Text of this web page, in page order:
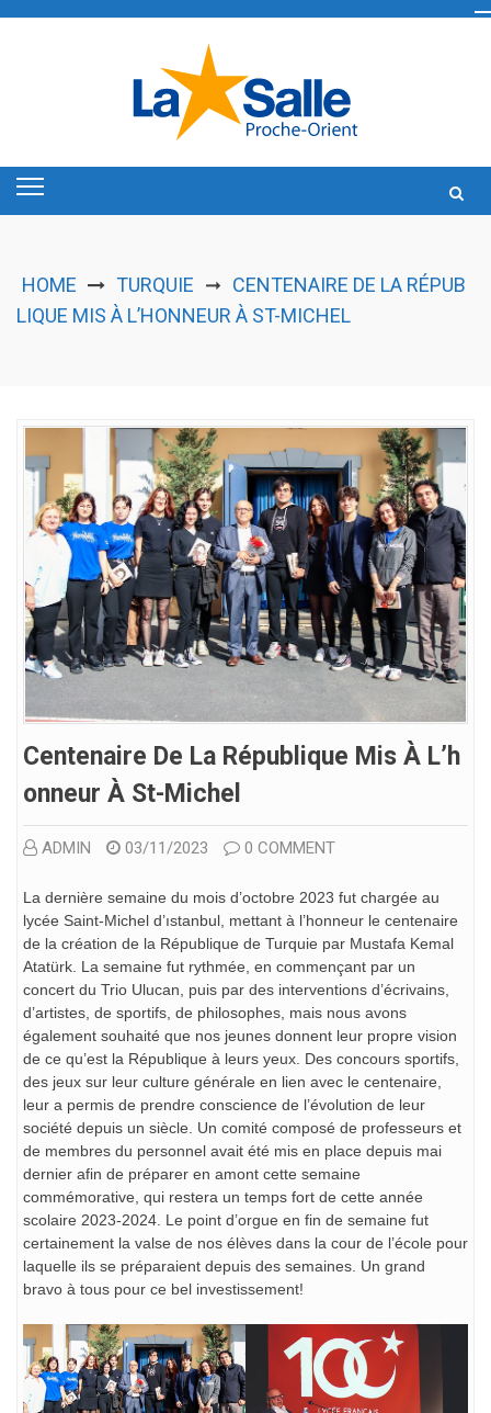
HOME TURQUIE ➞ CENTENAIRE DE LA RÉPUB
LIQUE MIS À L’HONNEUR À ST-MICHEL
Centenaire De La République Mis À L’h
Onneur À St-Michel
ADMIN 03/11/2023 0 COMMENT
La dernière semaine du mois d’octobre 2023 fut chargée au
lycée Saint-Michel d’ıstanbul, mettant à l’honneur le centenaire
de la création de la République de Turquie par Mustafa Kemal
Atatürk. La semaine fut rythmée, en commençant par un
concert du Trio Ulucan, puis par des interventions d’écrivains,
d’artistes, de sportifs, de philosophes, mais nous avons
également souhaité que nos jeunes donnent leur propre vision
de ce qu’est la République à leurs yeux. Des concours sportifs,
des jeux sur leur culture générale en lien avec le centenaire,
leur a permis de prendre conscience de l’évolution de leur
société depuis un siècle. Un comité composé de professeurs et
de membres du personnel avait été mis en place depuis mai
dernier afin de préparer en amont cette semaine
commémorative, qui restera un temps fort de cette année
scolaire 2023-2024. Le point d’orgue en fin de semaine fut
certainement la valse de nos élèves dans la cour de l’école pour
laquelle ils se préparaient depuis des semaines. Un grand
bravo à tous pour ce bel investissement!